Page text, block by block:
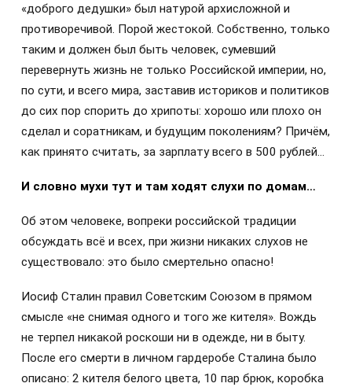
«доброго дедушки» был натурой архисложной и
противоречивой. Порой жестокой. Собственно, только
таким и должен был быть человек, сумевший
перевернуть жизнь не только Российской империи, но,
по сути, и всего мира, заставив историков и политиков
до сих пор спорить до хрипоты: хорошо или плохо он
сделал и соратникам, и будущим поколениям? Причём,
как принято считать, за зарплату всего в 500 рублей…
И словно мухи тут и там ходят слухи по домам…
Об этом человеке, вопреки российской традиции
обсуждать всё и всех, при жизни никаких слухов не
существовало: это было смертельно опасно!
Иосиф Сталин правил Советским Союзом в прямом
смысле «не снимая одного и того же кителя». Вождь
не терпел никакой роскоши ни в одежде, ни в быту.
После его смерти в личном гардеробе Сталина было
описано: 2 кителя белого цвета, 10 пар брюк, коробка